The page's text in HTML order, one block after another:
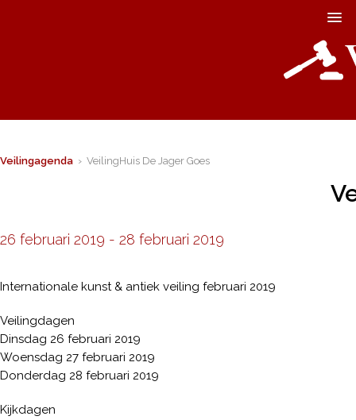
Veilingagenda › VeilingHuis De Jager Goes
26 februari 2019 - 28 februari 2019
Internationale kunst & antiek veiling februari 2019
Veilingdagen
Dinsdag 26 februari 2019
Woensdag 27 februari 2019
Donderdag 28 februari 2019
Kijkdagen